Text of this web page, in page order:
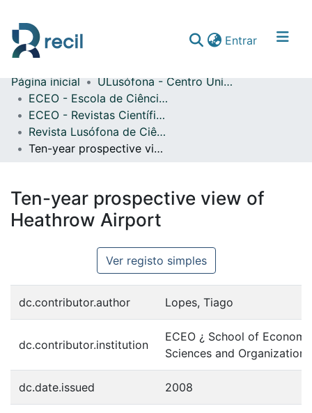
Entrar(current)
Comunidades & Coleções
Percorrer repositório
Estatísticas
Página inicial
ULusófona - Centro Universitário de Lisboa
ECEO - Escola de Ciências Económicas e das Organizações
ECEO - Revistas Científicas
Revista Lusófona de Ciências Aeronáuticas
Ten-year prospective view of Heathrow Airport
Ten-year prospective view of
Heathrow Airport
Ver registo simples
dc.contributor.author Lopes, Tiago
dc.contributor.institution
ECEO ¿ School of
Sciences and Organizations
dc.date.issued 2008